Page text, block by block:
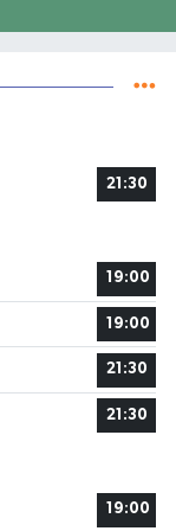
21:30
19:00
19:00
21:30
21:30
19:00